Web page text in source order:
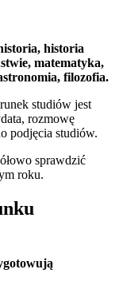
historia
matematyka,
filozofia.
studiów jest
rozmowę
podjęcia studiów.
sprawdzić
roku.